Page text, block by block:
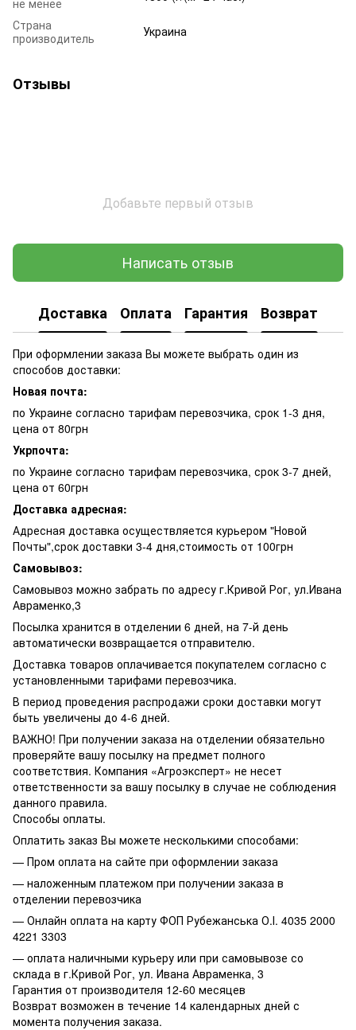
Страна
производитель
Украина
Отзывы
Добавьте первый отзыв
Написать отзыв
Доставка Оплата Гарантия Возврат
При оформлении заказа Вы можете выбрать один из
способов доставки:
Новая почта:
по Украине согласно тарифам перевозчика, срок 1-3 дня,
цена от 80грн
Укрпочта:
по Украине согласно тарифам перевозчика, срок 3-7 дней,
цена от 60грн
Доставка адресная:
Адресная доставка осуществляется курьером "Новой
Почты",срок доставки 3-4 дня,стоимость от 100грн
Самовывоз:
Самовывоз можно забрать по адресу г.Кривой Рог, ул.Ивана
Авраменко,3
Посылка хранится в отделении 6 дней, на 7-й день
автоматически возвращается отправителю.
Доставка товаров оплачивается покупателем согласно с
установленными тарифами перевозчика.
В период проведения распродажи сроки доставки могут
быть увеличены до 4-6 дней.
ВАЖНО! При получении заказа на отделении обязательно
проверяйте вашу посылку на предмет полного
соответствия. Компания «Агроэксперт» не несет
ответственности за вашу посылку в случае не соблюдения
данного правила.
Способы оплаты.
Оплатить заказ Вы можете несколькими способами:
— Пром оплата на сайте при оформлении заказа
— наложенным платежом при получении заказа в
отделении перевозчика
— Онлайн оплата на карту ФОП Рубежанська О.І. 4035 2000
4221 3303
— оплата наличными курьеру или при самовывозе со
склада в г.Кривой Рог, ул. Ивана Авраменка, 3
Гарантия от производителя 12-60 месяцев
Возврат возможен в течение 14 календарных дней с
момента получения заказа.